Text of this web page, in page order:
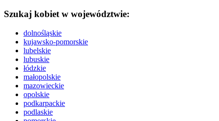
Szukaj kobiet w województwie:
dolnośląskie
kujawsko-pomorskie
lubelskie
lubuskie
łódzkie
małopolskie
mazowieckie
opolskie
podkarpackie
podlaskie